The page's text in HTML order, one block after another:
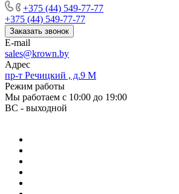
+375 (44) 549-77-77
+375 (44) 549-77-77
Заказать звонок
E-mail
sales@krown.by
Адрес
пр-т Речицкий , д.9 М
Режим работы
Мы работаем с 10:00 до 19:00
ВС - выходной